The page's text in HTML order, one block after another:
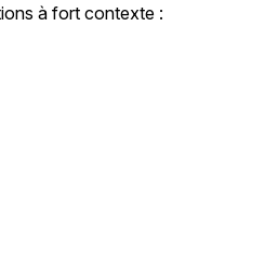
à fort contexte :